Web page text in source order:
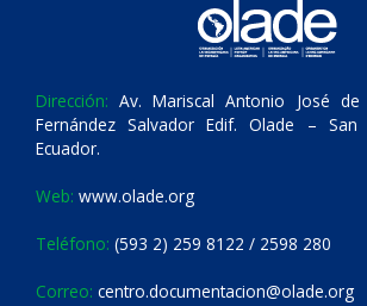
Dirección: Av. Mariscal Antonio José
Fernández Salvador Edif. Olade –
Ecuador.
Web: www.olade.org
Teléfono: (593 2) 259 8122 / 2598 280
Correo: centro.documentacion@olade.org